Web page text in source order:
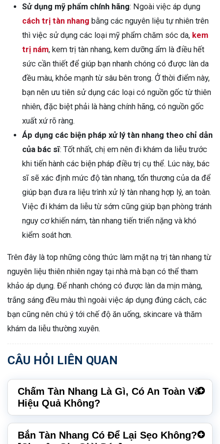
Sử dụng mỹ phẩm chính hãng: Ngoài việc áp dụng
cách trị tàn nhang bằng các nguyên liệu tự nhiên trên
thì việc sử dụng các loại mỹ phẩm chăm sóc da, kem
trị nám, kem trị tàn nhang, kem dưỡng ẩm là điều hết
sức cần thiết để giúp bạn nhanh chóng có được làn da
đều màu, khỏe mạnh từ sâu bên trong. Ở thời điểm này,
bạn nên ưu tiên sử dụng các loại có nguồn gốc từ thiên
nhiên, đặc biệt phải là hàng chính hãng, có nguồn gốc
xuất xứ rõ ràng.
Áp dụng các biện pháp xử lý tàn nhang theo chỉ dẫn
của bác sĩ: Tốt nhất, chị em nên đi khám da liễu trước
khi tiến hành các biện pháp điều trị cụ thể. Lúc này, bác
sĩ sẽ xác định mức độ tàn nhang, tổn thương của da để
giúp bạn đưa ra liệu trình xử lý tàn nhang hợp lý, an toàn.
Việc đi khám da liễu từ sớm cũng giúp bạn phòng tránh
nguy cơ khiến nám, tàn nhang tiến triển nặng và khó
kiểm soát hơn.
Trên đây là top những công thức làm mặt nạ trị tàn nhang từ
nguyên liệu thiên nhiên ngay tại nhà mà bạn có thể tham
khảo áp dụng. Để nhanh chóng có được làn da mịn màng,
trắng sáng đều màu thì ngoài việc áp dụng đúng cách, các
bạn cũng nên chú ý tới chế độ ăn uống, skincare và thăm
khám da liễu thường xuyên.
CÂU HỎI LIÊN QUAN
Chấm Tàn Nhang Là Gì, Có An Toàn Và
Hiệu Quả Không?
Bắn Tàn Nhang Có Để Lại Sẹo Không?